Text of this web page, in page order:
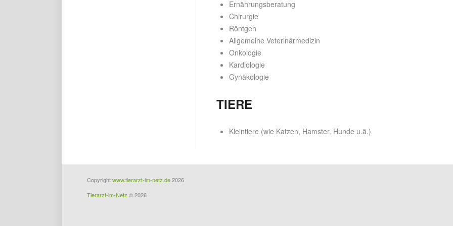
Ernährungsberatung
Chirurgie
Röntgen
Allgemeine Veterinärmedizin
Onkologie
Kardiologie
Gynäkologie
TIERE
Kleintiere (wie Katzen, Hamster, Hunde u.ä.)
Copyrightwww.tierarzt-im-netz.de2026
Tierarzt-im-Netz © 2026